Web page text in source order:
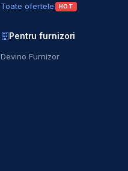
Toate ofertele
HOT
Pentru furnizori
Devino Furnizor